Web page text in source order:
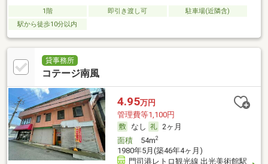
1階 即引き渡し可
駐車場(近隣含)
駅から徒歩10分以内
貸事務所
コテージ南風
4.95万円
管理費等1,100円
なし
2ヶ月
面積54m2
1980年5月(築46年4ヶ月)
門司港レトロ観光線 出光美術館駅